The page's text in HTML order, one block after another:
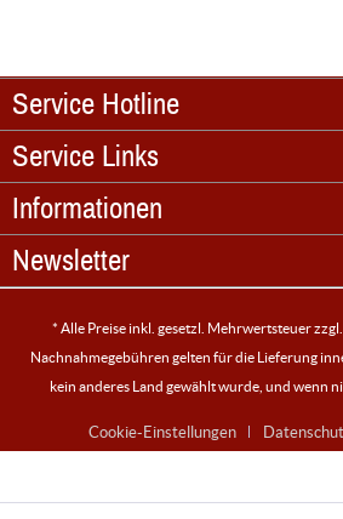
Service Hotline
Service Links
Informationen
Newsletter
* Alle Preise inkl. gesetzl. Mehrwertsteuer zzgl.
Nachnahmegebühren gelten für die Lieferung
kein anderes Land gewählt wurde, und wenn
Cookie-Einstellungen